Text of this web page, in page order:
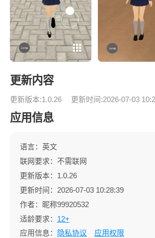
更新内容
更新版本:1.0.26 更新时间:2026-07-03
应用信息
语言：英文
联网要求：不需联网
更新版本：1.0.26
更新时间：2026-07-03 10:28:39
作者：昵称99920532
适龄要求： 12+
应用信息：
隐私协议 应用权限